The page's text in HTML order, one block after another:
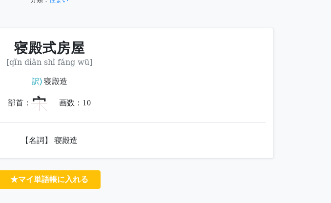
寝殿式房屋
[qǐn diàn shì fáng wū]
訳)寝殿造
部首： 宀 画数： 10
【名詞】 寝殿造
★マイ単語帳に入れる